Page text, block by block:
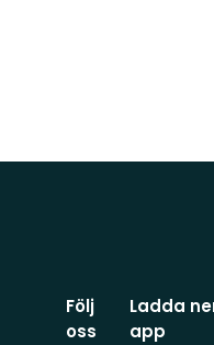
Följ
oss
Ladda
app